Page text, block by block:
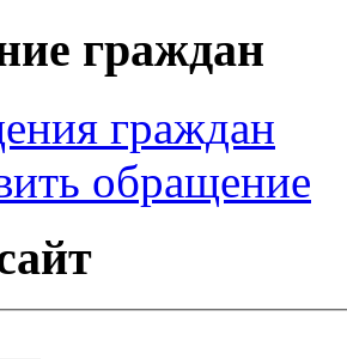
граждан
граждан
обращение